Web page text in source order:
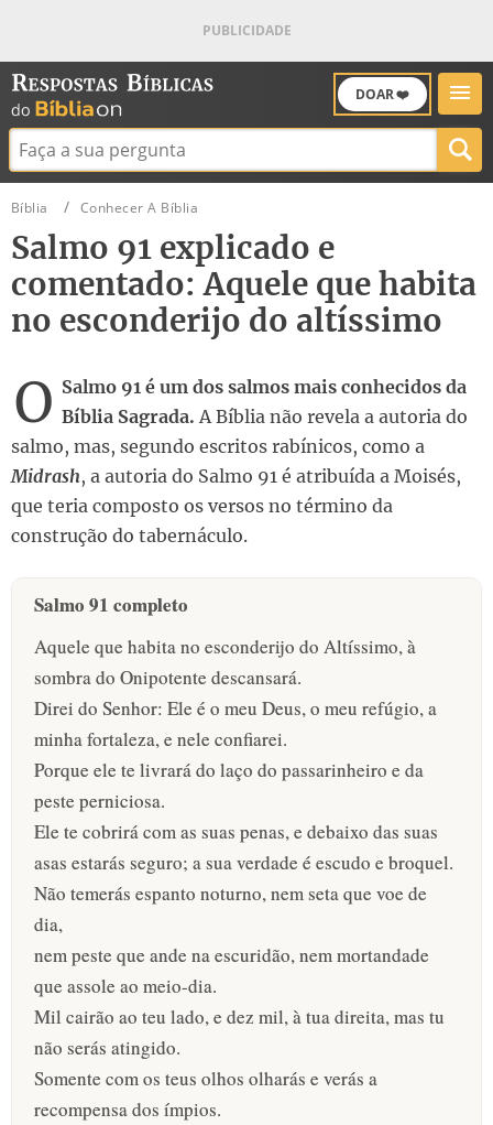
DOAR ❤️
Buscar:
Bíblia Conhecer A Bíblia
Salmo 91 explicado e
comentado: Aquele que habita
no esconderijo do altíssimo
O Salmo 91 é um dos salmos mais conhecidos da
Bíblia Sagrada. A Bíblia não revela a autoria do
salmo, mas, segundo escritos rabínicos, como a
Midrash, a autoria do Salmo 91 é atribuída a Moisés,
que teria composto os versos no término da
construção do tabernáculo.
Salmo 91 completo
Aquele que habita no esconderijo do Altíssimo, à
sombra do Onipotente descansará.
Direi do Senhor: Ele é o meu Deus, o meu refúgio, a
minha fortaleza, e nele confiarei.
Porque ele te livrará do laço do passarinheiro e da
peste perniciosa.
Ele te cobrirá com as suas penas, e debaixo das suas
asas estarás seguro; a sua verdade é escudo e broquel.
Não temerás espanto noturno, nem seta que voe de
dia,
nem peste que ande na escuridão, nem mortandade
que assole ao meio-dia.
Mil cairão ao teu lado, e dez mil, à tua direita, mas tu
não serás atingido.
Somente com os teus olhos olharás e verás a
recompensa dos ímpios.